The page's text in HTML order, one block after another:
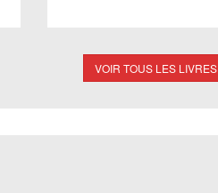
VOIR TOUS LES LIVRES